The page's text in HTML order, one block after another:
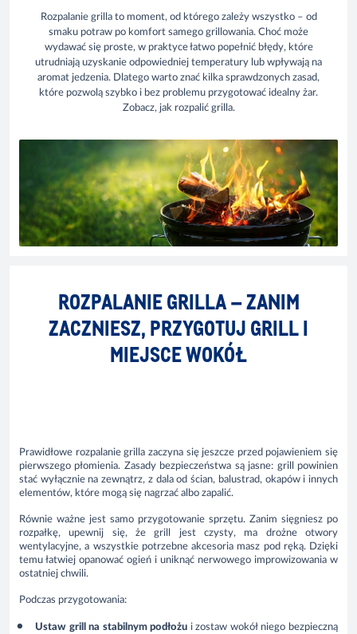
Rozpalanie grilla to moment, od którego zależy wszystko – od
smaku potraw po komfort samego grillowania. Choć może
wydawać się proste, w praktyce łatwo popełnić błędy, które
utrudniają uzyskanie odpowiedniej temperatury lub wpływają na
aromat jedzenia. Dlatego warto znać kilka sprawdzonych zasad,
które pozwolą szybko i bez problemu przygotować idealny żar.
Zobacz, jak rozpalić grilla.
ROZPALANIE GRILLA – ZANIM
ZACZNIESZ, PRZYGOTUJ GRILL I
MIEJSCE WOKÓŁ
Prawidłowe rozpalanie grilla zaczyna się jeszcze przed pojawieniem się
pierwszego płomienia. Zasady bezpieczeństwa są jasne: grill powinien
stać wyłącznie na zewnątrz, z dala od ścian, balustrad, okapów i innych
elementów, które mogą się nagrzać albo zapalić.
Równie ważne jest samo przygotowanie sprzętu. Zanim sięgniesz po
rozpałkę, upewnij się, że grill jest czysty, ma drożne otwory
wentylacyjne, a wszystkie potrzebne akcesoria masz pod ręką. Dzięki
temu łatwiej opanować ogień i uniknąć nerwowego improwizowania w
ostatniej chwili.
Podczas przygotowania:
Ustaw grill na stabilnym podłożu i zostaw wokół niego bezpieczną